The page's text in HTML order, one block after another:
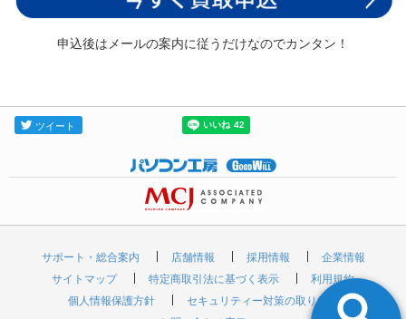
申込後はメールの案内に従うだけなのでカンタン！
サポート・総合案内 店舗情報 採用情報
企業情報
サイトマップ
特定商取引法に基づく表示
利用規約
個人情報保護方針
セキュリティー対策の取り組み